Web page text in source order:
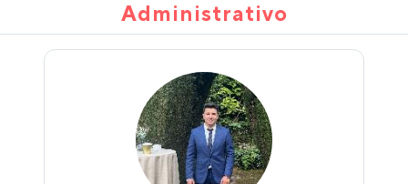
Administrativo